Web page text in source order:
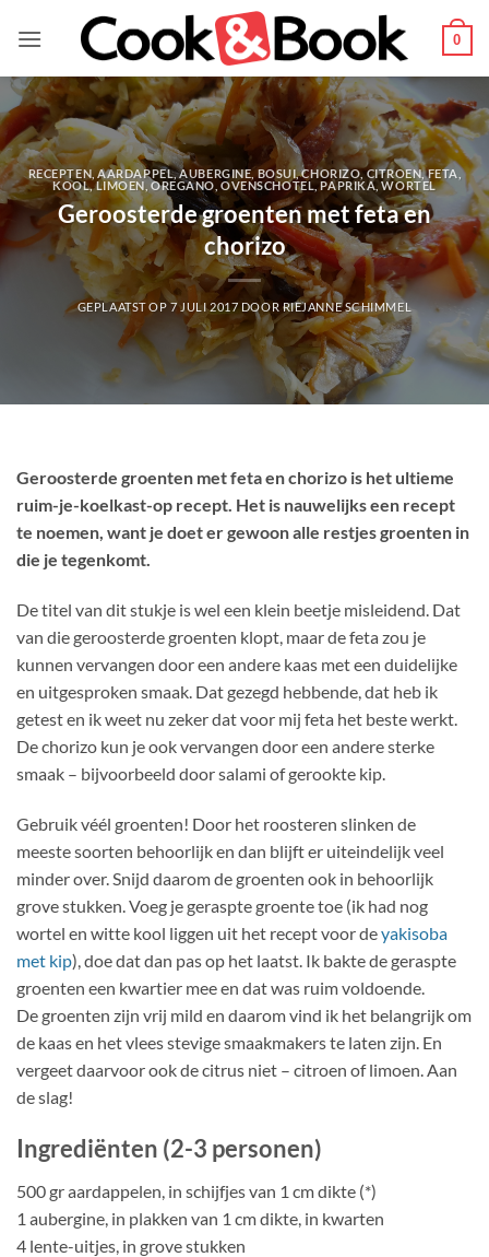
naar
0
RECEPTEN ,AARDAPPEL,AUBERGINE BOSUI,CHORIZO ,CITROEN,FETA
KOOL,LIMOEN,OREGANO ,OVENSCHOTEL ,PAPRIKA ,WORTEL
Geroosterde groenten met feta en
chorizo
GEPLAATST OP7 JULI 2017 DOOR RIEJANNE SCHIMMEL
Geroosterde groenten met feta en chorizo is het ultieme
ruim-je-koelkast-op recept. Het is nauwelijks een recept
te noemen, want je doet er gewoon alle restjes groenten in
die je tegenkomt.
De titel van dit stukje is wel een klein beetje misleidend. Dat
van die geroosterde groenten klopt, maar de feta zou je
kunnen vervangen door een andere kaas met een duidelijke
en uitgesproken smaak. Dat gezegd hebbende, dat heb ik
getest en ik weet nu zeker dat voor mij feta het beste werkt.
De chorizo kun je ook vervangen door een andere sterke
smaak – bijvoorbeeld door salami of gerookte kip.
Gebruik véél groenten! Door het roosteren slinken de
meeste soorten behoorlijk en dan blijft er uiteindelijk veel
minder over. Snijd daarom de groenten ook in behoorlijk
grove stukken. Voeg je geraspte groente toe (ik had nog
wortel en witte kool liggen uit het recept voor deyakisoba
met kip), doe dat dan pas op het laatst. Ik bakte de geraspte
groenten een kwartier mee en dat was ruim voldoende.
De groenten zijn vrij mild en daarom vind ik het belangrijk om
de kaas en het vlees stevige smaakmakers te laten zijn. En
vergeet daarvoor ook de citrus niet – citroen of limoen. Aan
de slag!
Ingrediënten (2-3 personen)
500 gr aardappelen, in schijfjes van 1 cm dikte (*)
1 aubergine, in plakken van 1 cm dikte, in kwarten
4 lente-uitjes, in grove stukken